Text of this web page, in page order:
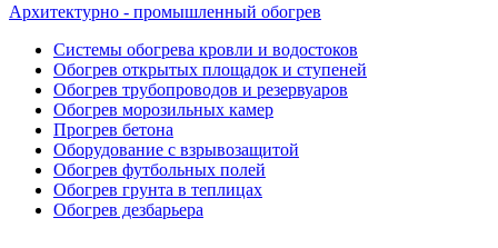
Архитектурно - промышленный обогрев
Системы обогрева кровли и водостоков
Обогрев открытых площадок и ступеней
Обогрев трубопроводов и резервуаров
Обогрев морозильных камер
Прогрев бетона
Оборудование с взрывозащитой
Обогрев футбольных полей
Обогрев грунта в теплицах
Обогрев дезбарьера